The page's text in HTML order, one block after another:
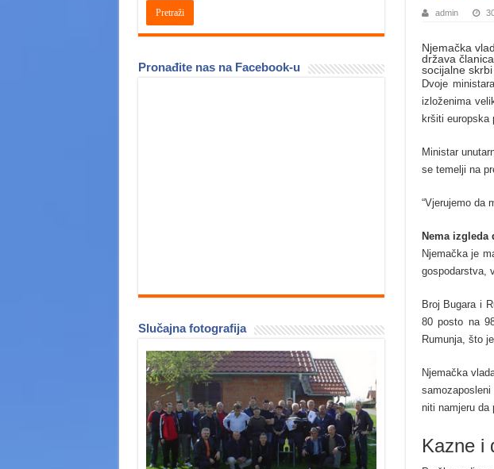
admin
Njemačka
država
socijalne
Dvoje
izloženima
kršiti europska
Ministar
se temelji na
“Vjerujemo da
Nema izgleda
Njemačka je
gospodarstva,
Broj Bugara i
80 posto na
Rumunja, što
Njemačka
niti namjeru da
Kazne i
Pronađite nas na Facebook-u
Slučajna fotografija